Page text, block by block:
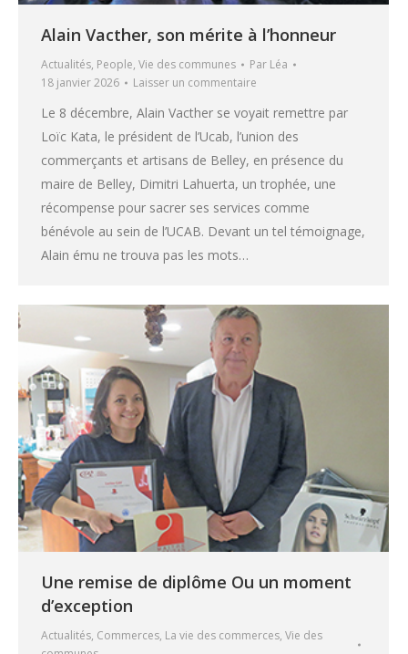
Alain Vacther, son mérite à l’honneur
Actualités, People, Vie des communes Par Léa
18 janvier 2026
Laisser un commentaire
Le 8 décembre, Alain Vacther se voyait remettre par
Loïc Kata, le président de l’Ucab, l’union des
commerçants et artisans de Belley, en présence du
maire de Belley, Dimitri Lahuerta, un trophée, une
récompense pour sacrer ses services comme
bénévole au sein de l’UCAB. Devant un tel témoignage,
Alain ému ne trouva pas les mots…
Une remise de diplôme Ou un moment
d’exception
Actualités, Commerces, La vie des commerces, Vie des